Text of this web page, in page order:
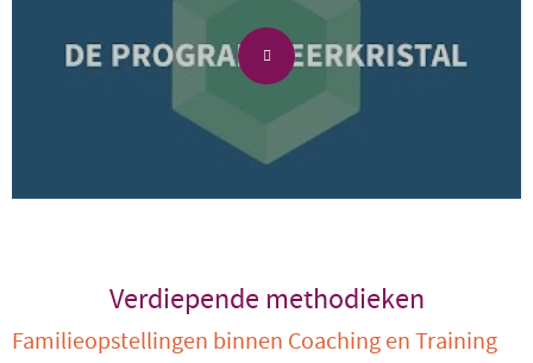
Verdiepende methodieken
Familieopstellingen binnen Coaching en Training